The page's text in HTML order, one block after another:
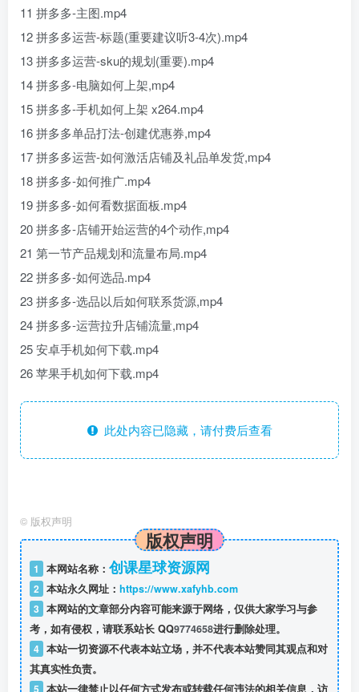
11 拼多多-主图.mp4
12 拼多多运营-标题(重要建议听3-4次).mp4
13 拼多多运营-sku的规划(重要).mp4
14 拼多多-电脑如何上架,mp4
15 拼多多-手机如何上架 x264.mp4
16 拼多多单品打法-创建优惠券,mp4
17 拼多多运营-如何激活店铺及礼品单发货,mp4
18 拼多多-如何推广.mp4
19 拼多多-如何看数据面板.mp4
20 拼多多-店铺开始运营的4个动作,mp4
21 第一节产品规划和流量布局.mp4
22 拼多多-如何选品.mp4
23 拼多多-选品以后如何联系货源,mp4
24 拼多多-运营拉升店铺流量,mp4
25 安卓手机如何下载.mp4
26 苹果手机如何下载.mp4
此处内容已隐藏，请付费后查看
© 版权声明
版权声明
1 本网站名称： 创课星球资源网
2 本站永久网址： https://www.xafyhb.com
3 本网站的文章部分内容可能来源于网络，仅供大家学习与参
考，如有侵权，请联系站长 QQ9774658进行删除处理。
4 本站一切资源不代表本站立场，并不代表本站赞同其观点和对
其真实性负责。
5 本站一律禁止以任何方式发布或转载任何违法的相关信息，访